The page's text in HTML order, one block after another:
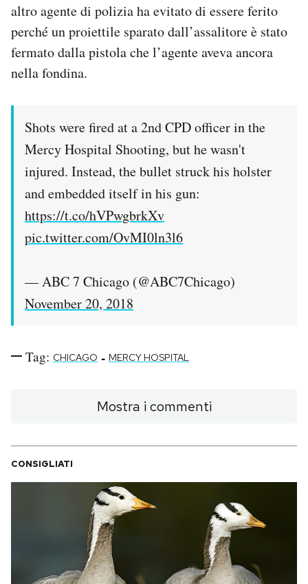
altro agente di polizia ha evitato di essere ferito
perché un proiettile sparato dall’assalitore è stato
fermato dalla pistola che l’agente aveva ancora
nella fondina.
Shots were fired at a 2nd CPD officer in the
Mercy Hospital Shooting, but he wasn't
injured. Instead, the bullet struck his holster
and embedded itself in his gun:
https://t.co/hVPwgbrkXv
pic.twitter.com/OvMI0ln3l6
— ABC 7 Chicago (@ABC7Chicago)
November 20, 2018
Tag: CHICAGO - MERCY HOSPITAL
Mostra i commenti
CONSIGLIATI